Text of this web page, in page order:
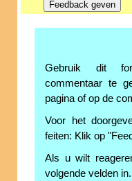
Gebruik dit
commentaar te
pagina of op de
Voor het
feiten: Klik op
Als u wilt
volgende velden in.